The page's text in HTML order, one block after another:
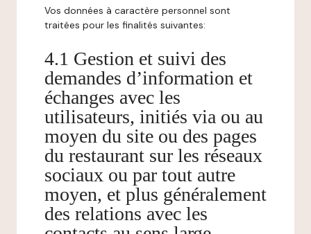
Vos données à caractère personnel sont
traitées pour les finalités suivantes:
4.1 Gestion et suivi des
demandes d’information et
échanges avec les
utilisateurs, initiés via ou au
moyen du site ou des pages
du restaurant sur les réseaux
sociaux ou par tout autre
moyen, et plus généralement
des relations avec les